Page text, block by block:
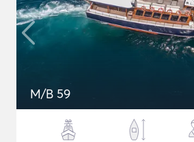
M/B 59